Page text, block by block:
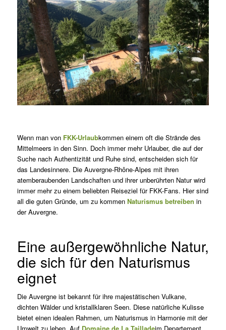
Wenn man von FKK-Urlaubkommen einem oft die Strände des
Mittelmeers in den Sinn. Doch immer mehr Urlauber, die auf der
Suche nach Authentizität und Ruhe sind, entscheiden sich für
das Landesinnere. Die Auvergne-Rhône-Alpes mit ihren
atemberaubenden Landschaften und ihrer unberührten Natur wird
immer mehr zu einem beliebten Reiseziel für FKK-Fans. Hier sind
all die guten Gründe, um zu kommen Naturismus betreiben in
der Auvergne.
Eine außergewöhnliche Natur,
die sich für den Naturismus
eignet
Die Auvergne ist bekannt für ihre majestätischen Vulkane,
dichten Wälder und kristallklaren Seen. Diese natürliche Kulisse
bietet einen idealen Rahmen, um Naturismus in Harmonie mit der